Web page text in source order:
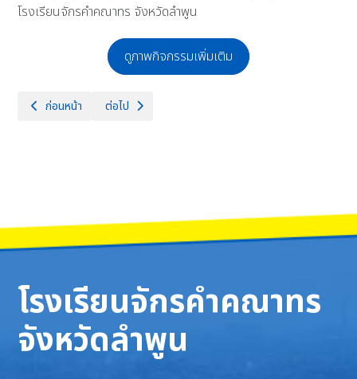
โรงเรียนจักรคำคณาทร จังหวัดลำพูน
ดูภาพกิจกรรมเพิ่มเติม
เนื้อหาก่อนหน้า: กิจกรรมตามรอยครูบา แสงแห่งศรัทธา นำประชาสู่อัตลัก
ก่อนหน้า เนื้อหาถัดไป: กิจกรรม Brightening English M.4
ต่อไป
โรงเรียนจักรคำคณาทร
จังหวัดลำพูน